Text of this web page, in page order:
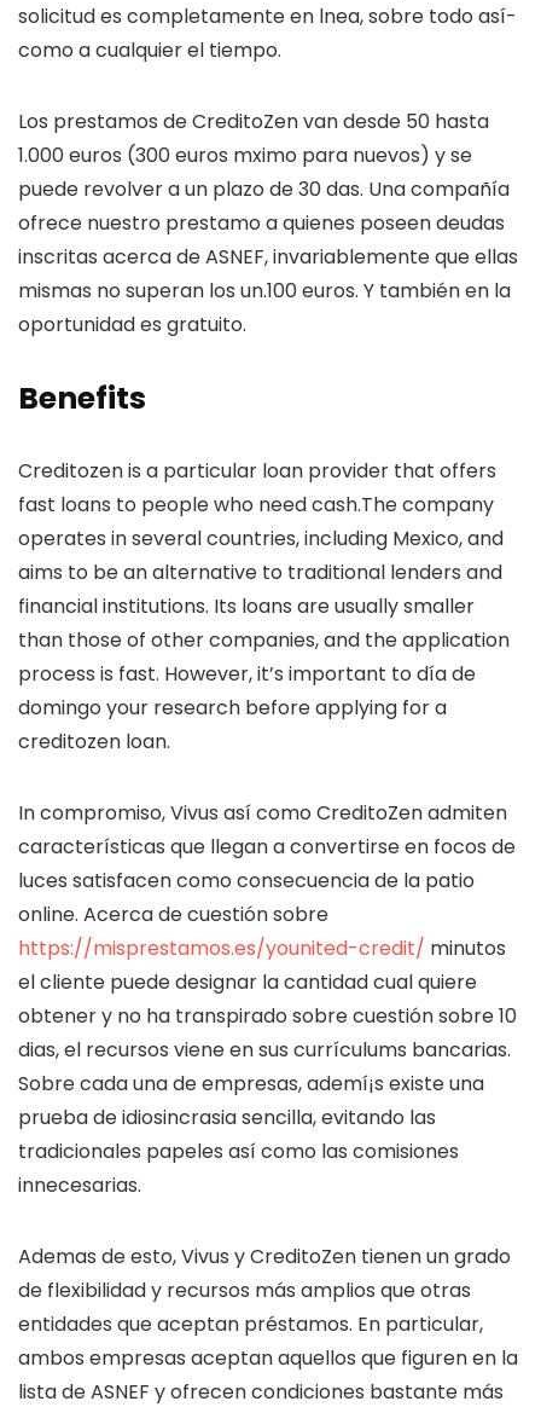
solicitud es completamente en lnea, sobre todo así­
como a cualquier el tiempo.
Los prestamos de CreditoZen van desde 50 hasta
1.000 euros (300 euros mximo para nuevos) y se
puede revolver a un plazo de 30 das. Una compañía
ofrece nuestro prestamo a quienes poseen deudas
inscritas acerca de ASNEF, invariablemente que ellas
mismas no superan los un.100 euros. Y también en la
oportunidad es gratuito.
Benefits
Creditozen is a particular loan provider that offers
fast loans to people who need cash.The company
operates in several countries, including Mexico, and
aims to be an alternative to traditional lenders and
financial institutions. Its loans are usually smaller
than those of other companies, and the application
process is fast. However, it’s important to dí­a de
domingo your research before applying for a
creditozen loan.
In compromiso, Vivus así­ como CreditoZen admiten
características que llegan a convertirse en focos de
luces satisfacen como consecuencia de la patio
online. Acerca de cuestión sobre
https://misprestamos.es/younited-credit/ minutos
el cliente puede designar la cantidad cual quiere
obtener y no ha transpirado sobre cuestión sobre 10
dias, el recursos viene en sus currículums bancarias.
Sobre cada una de empresas, ademí¡s existe una
prueba de idiosincrasia sencilla, evitando las
tradicionales papeles así­ como las comisiones
innecesarias.
Ademas de esto, Vivus y CreditoZen tienen un grado
de flexibilidad y recursos más amplios que otras
entidades que aceptan préstamos. En particular,
ambos empresas aceptan aquellos que figuren en la
lista de ASNEF y ofrecen condiciones bastante más